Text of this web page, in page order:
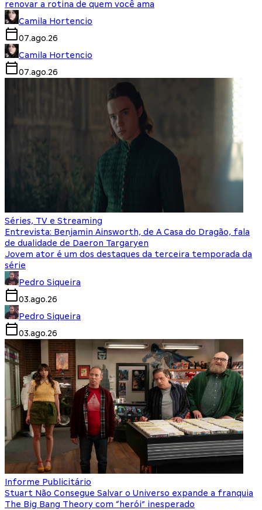
renovar a rotina de quem você ama
Camila Hortencio
07.ago.26
Camila Hortencio
07.ago.26
Séries, TV e Streaming
Entrevista: Benjamin Ainsworth, de A Casa do Dragão, fala
de dualidade de Daeron Targaryen
Jovem ator é um dos destaques da terceira temporada da
série
Pedro Siqueira
03.ago.26
Pedro Siqueira
03.ago.26
Informe Publicitário
Stuart Não Consegue Salvar o Universo expande a franquia
The Big Bang Theory com “herói” inesperado